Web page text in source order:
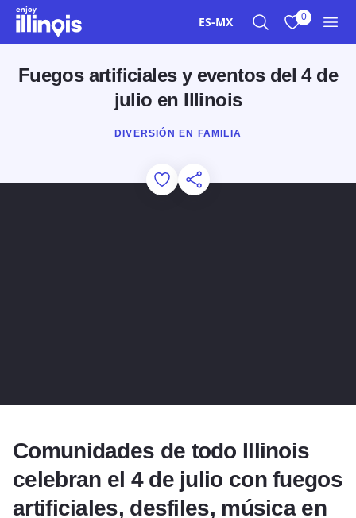
Ir al contenido principal
ES-MX 0
Fuegos artificiales y eventos del 4 de
julio en Illinois
DIVERSIÓN EN FAMILIA
Add to Favorites
Compartir esta página
Comunidades de todo Illinois
celebran el 4 de julio con fuegos
artificiales, desfiles, música en